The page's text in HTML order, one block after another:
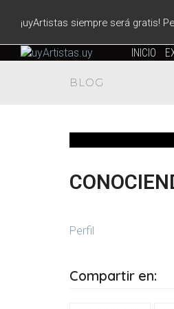
¡uyArtistas siempre será gratis!
INICIO
BLOG
Perfil
Compartir en: